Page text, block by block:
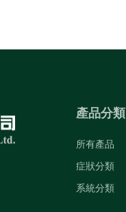
產品分類
所有產品
症狀分類
系統分類